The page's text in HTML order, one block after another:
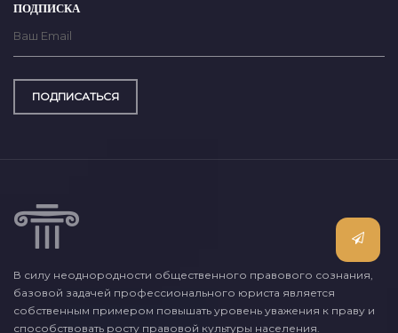
ПОДПИСКА
ПОДПИСАТЬСЯ
В силу неоднородности общественного правового сознания,
базовой задачей профессионального юриста является
собственным примером повышать уровень уважения к праву и
способствовать росту правовой культуры населения.